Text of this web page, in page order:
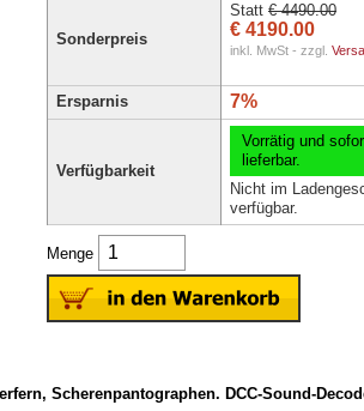
Sonderpreis
Statt € 4490.00
€ 4190.00
inkl. MwSt - zzgl.
Ersparnis 7%
Verfügbarkeit
Vorrätig und
lieferbar.
Nicht im
verfügbar.
Menge
Scherenpantographen. DCC-Sound-